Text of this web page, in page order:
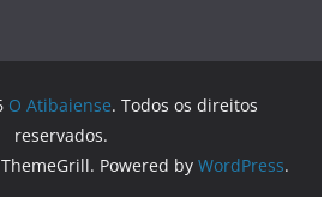
O Atibaiense. Todos os direitos
reservados.
Powered by WordPress.